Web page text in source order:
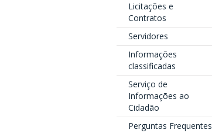
Licitações e
Contratos
Servidores
Informações
classificadas
Serviço de
Informações ao
Cidadão
Perguntas Frequentes